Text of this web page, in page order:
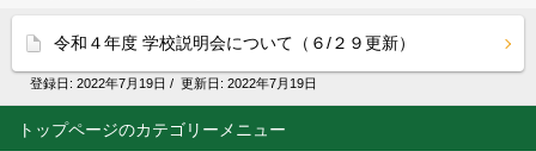
トップページ
令和４年度 学校説明会について（６/２９更新）
登録日: 2022年7月19日 / 更新日: 2022年7月19日